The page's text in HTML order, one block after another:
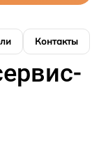
Контакты